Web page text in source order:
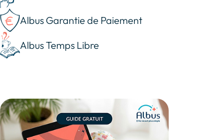
Albus Garantie de Paiement
Albus Temps Libre